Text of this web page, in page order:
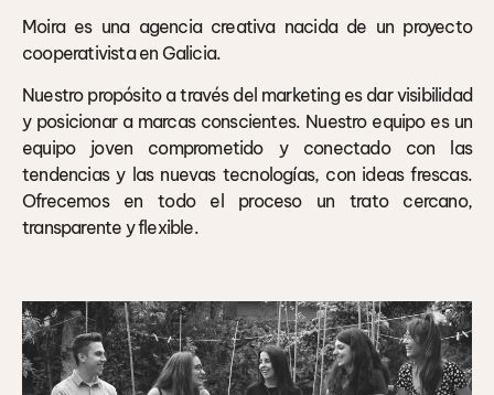
Moira es una agencia creativa nacida de un proyecto
cooperativista en Galicia.
Nuestro propósito a través del marketing es dar visibilidad
y posicionar a marcas conscientes. Nuestro equipo es un
equipo joven comprometido y conectado con las
tendencias y las nuevas tecnologías, con ideas frescas.
Ofrecemos en todo el proceso un trato cercano,
transparente y flexible.